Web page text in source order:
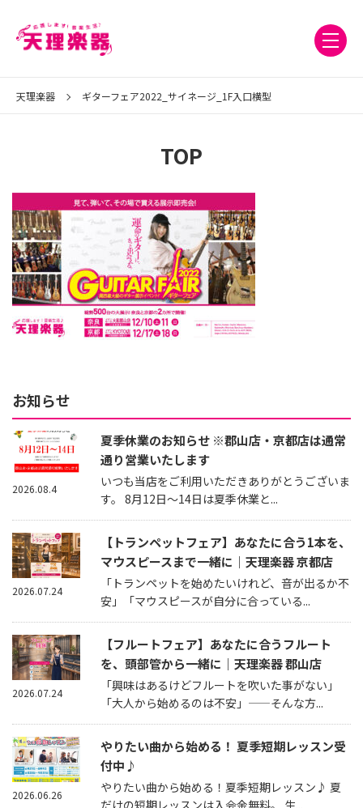
天理楽器 ギターフェア2022_サイネージ_1F入口横型
TOP
お知らせ
夏季休業のお知らせ ※郡山店・京都店は通常
通り営業いたします
いつも当店をご利用いただきありがとうございま
す。 8月12日～14日は夏季休業と...
2026.08.4
【トランペットフェア】あなたに合う1本を、
マウスピースまで一緒に｜天理楽器 京都店
「トランペットを始めたいけれど、音が出るか不
安」「マウスピースが自分に合っている...
2026.07.24
【フルートフェア】あなたに合うフルート
を、頭部管から一緒に｜天理楽器 郡山店
「興味はあるけどフルートを吹いた事がない」
「大人から始めるのは不安」——そんな方...
2026.07.24
やりたい曲から始める！ 夏季短期レッスン受
付中♪
やりたい曲から始める！夏季短期レッスン♪ 夏
2026.06.26